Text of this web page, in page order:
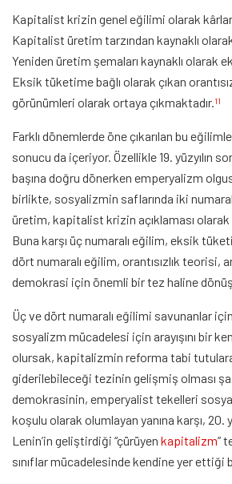
Kapitalist krizin genel eğilimi olarak
Kapitalist üretim tarzından kaynaklı
Yeniden üretim şemaları kaynaklı olarak
Eksik tüketime bağlı olarak çıkan
görünümleri olarak ortaya çıkmaktadır. 11
Farklı dönemlerde öne çıkarılan bu
sonucu da içeriyor. Özellikle 19. yüzyılın
başına doğru dönerken emperyalizm
birlikte, sosyalizmin saflarında iki
üretim, kapitalist krizin açıklaması
Buna karşı üç numaralı eğilim, eksik
dört numaralı eğilim, orantısızlık teorisi,
demokrasi için önemli bir tez haline
Üç ve dört numaralı eğilimi savunanlar
sosyalizm mücadelesi için arayışını bir
olursak, kapitalizmin reforma tabi
giderilebileceği tezinin gelişmiş olması
demokrasinin, emperyalist tekelleri
koşulu olarak olumlayan yanına karşı, 20.
Lenin’in geliştirdiği “çürüyen kapitalizm”
sınıflar mücadelesinde kendine yer ettiği